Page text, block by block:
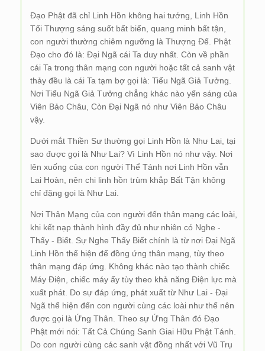
Đạo Phật đã chỉ Linh Hồn không hai tướng, Linh Hồn
Tối Thượng sáng suốt bất biến, quang minh bất tận,
con người thường chiêm ngưỡng là Thượng Đế. Phật
Đạo cho đó là: Đại Ngã cái Ta duy nhất. Còn về phần
cái Ta trong thân mạng con người hoặc tất cả sanh vật
thảy đều là cái Ta tạm bợ gọi là: Tiểu Ngã Giả Tưởng.
Nơi Tiểu Ngã Giả Tưởng chẳng khác nào yến sáng của
Viên Bảo Châu, Còn Đại Ngã nó như Viên Bảo Châu
vậy.
Dưới mắt Thiền Sư thường gọi Linh Hồn là Như Lai, tại
sao được gọi là Như Lai? Vì Linh Hồn nó như vậy. Nơi
lên xuống của con người Thể Tánh nơi Linh Hồn vẫn
Lai Hoàn, nên chi linh hồn trùm khắp Bất Tận không
chỉ đặng gọi là Như Lai.
Nơi Thân Mạng của con người đến thân mạng các loài,
khi kết nạp thành hình đầy đủ như nhiên có Nghe -
Thấy - Biết. Sự Nghe Thấy Biết chính là từ nơi Đại Ngã
Linh Hồn thể hiện để đồng ứng thân mạng, tùy theo
thân mạng đáp ứng. Không khác nào tạo thành chiếc
Máy Điện, chiếc máy ấy tùy theo khả năng Điện lực mà
xuất phát. Do sự đáp ứng, phát xuất từ Như Lai - Đại
Ngã thể hiện đến con người cùng các loài như thế nên
được gọi là Ứng Thân. Theo sự Ứng Thân đó Đạo
Phật mới nói: Tất Cả Chúng Sanh Giai Hữu Phật Tánh.
Do con người cùng các sanh vật đồng nhất với Vũ Trụ